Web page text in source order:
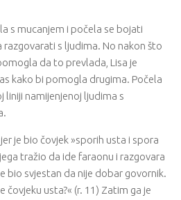
s mucanjem i počela se bojati
razgovarati s ljudima. No nakon što
da to prevlada, Lisa je
kako bi pomogla drugima. Počela
namijenjenoj ljudima s
je bio čovjek »sporih usta i spora
tražio da ide faraonu i razgovara
bio svjestan da nije dobar govornik.
čovjeku usta?« (r. 11) Zatim ga je